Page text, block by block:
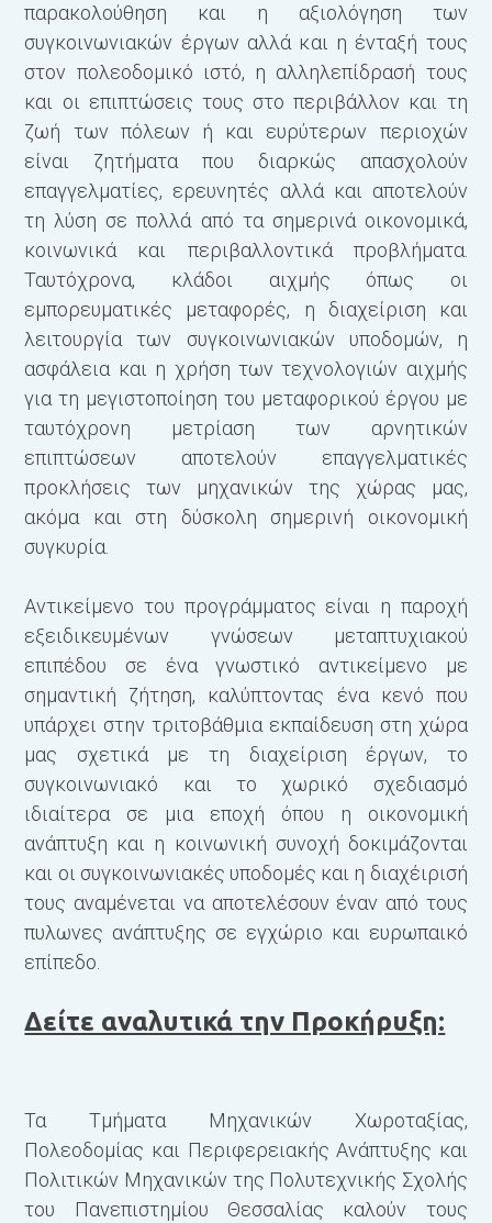
παρακολούθηση και η αξιολόγηση των
συγκοινωνιακών έργων αλλά και η ένταξή τους
στον πολεοδομικό ιστό, η αλληλεπίδρασή τους
και οι επιπτώσεις τους στο περιβάλλον και τη
ζωή των πόλεων ή και ευρύτερων περιοχών
είναι ζητήματα που διαρκώς απασχολούν
επαγγελματίες, ερευνητές αλλά και αποτελούν
τη λύση σε πολλά από τα σημερινά οικονομικά,
κοινωνικά και περιβαλλοντικά προβλήματα.
Ταυτόχρονα, κλάδοι αιχμής όπως οι
εμπορευματικές μεταφορές, η διαχείριση και
λειτουργία των συγκοινωνιακών υποδομών, η
ασφάλεια και η χρήση των τεχνολογιών αιχμής
για τη μεγιστοποίηση του μεταφορικού έργου με
ταυτόχρονη μετρίαση των αρνητικών
επιπτώσεων αποτελούν επαγγελματικές
προκλήσεις των μηχανικών της χώρας μας,
ακόμα και στη δύσκολη σημερινή οικονομική
συγκυρία.
Αντικείμενο του προγράμματος είναι η παροχή
εξειδικευμένων γνώσεων μεταπτυχιακού
επιπέδου σε ένα γνωστικό αντικείμενο με
σημαντική ζήτηση, καλύπτοντας ένα κενό που
υπάρχει στην τριτοβάθμια εκπαίδευση στη χώρα
μας σχετικά με τη διαχείριση έργων, το
συγκοινωνιακό και το χωρικό σχεδιασμό
ιδιαίτερα σε μια εποχή όπου η οικονομική
ανάπτυξη και η κοινωνική συνοχή δοκιμάζονται
και οι συγκοινωνιακές υποδομές και η διαχέιρισή
τους αναμένεται να αποτελέσουν έναν από τους
πυλωνες ανάπτυξης σε εγχώριο και ευρωπαικό
επίπεδο.
Δείτε αναλυτικά την Προκήρυξη:
Τα Τμήματα Μηχανικών Χωροταξίας,
Πολεοδομίας και Περιφερειακής Ανάπτυξης και
Πολιτικών Μηχανικών της Πολυτεχνικής Σχολής
του Πανεπιστημίου Θεσσαλίας καλούν τους